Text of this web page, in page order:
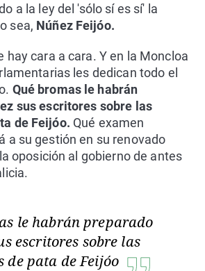
a la ley del 'sólo sí es sí' la
sea, Núñez Feijóo.
hay cara a cara. Y en la Moncloa
les dedican todo el
Qué bromas le habrán
sus escritores sobre las
de Feijóo. Qué examen
a su gestión en su renovado
oposición al gobierno de antes
le habrán preparado
escritores sobre las
de pata de Feijóo